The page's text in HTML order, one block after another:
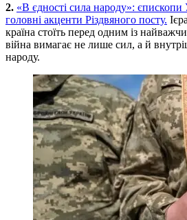
2. «В єдності сила народу»:
головні акценти Різдвяного посту.
країна стоїть перед одним із
війна вимагає не лише сил, а й
народу.